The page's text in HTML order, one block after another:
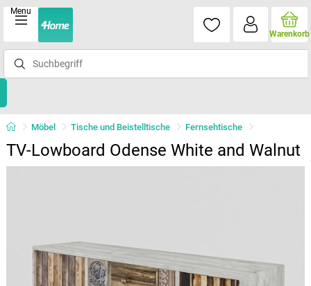
Menu
Warenkorb
Möbel Tische und Beistelltische Fernsehtische
TV-Lowboard Odense White and Walnut